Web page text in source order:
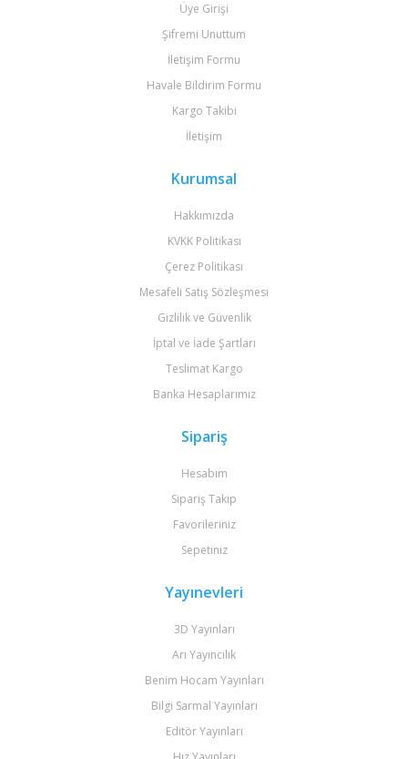
Üye Girişi
Şifremi Unuttum
İletişim Formu
Havale Bildirim Formu
Kargo Takibi
İletişim
Kurumsal
Hakkımızda
KVKK Politikası
Çerez Politikası
Mesafeli Satış Sözleşmesi
Gizlilik ve Güvenlik
İptal ve İade Şartları
Teslimat Kargo
Banka Hesaplarımız
Sipariş
Hesabım
Sipariş Takip
Favorileriniz
Sepetiniz
Yayınevleri
3D Yayınları
Arı Yayıncılık
Benim Hocam Yayınları
Bilgi Sarmal Yayınları
Editör Yayınları